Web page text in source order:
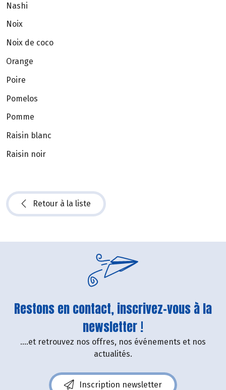
Nashi
Noix
Noix de coco
Orange
Poire
Pomelos
Pomme
Raisin blanc
Raisin noir
Retour à la liste
Restons en contact, inscrivez-vous à la
newsletter !
....et retrouvez nos offres, nos événements et nos
actualités.
Inscription newsletter